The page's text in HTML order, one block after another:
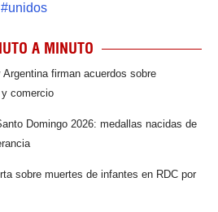
#unidos
A MINUTO
Argentina firman acuerdos sobre
comercio
Domingo 2026: medallas nacidas de
sobre muertes de infantes en RDC por